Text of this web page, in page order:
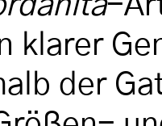
-
klarer
der